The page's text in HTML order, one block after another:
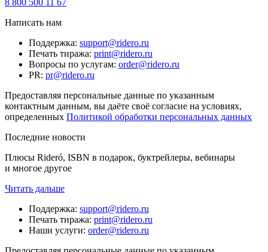
8 800 500 11 67
Написать нам
Поддержка: support@ridero.ru
Печать тиража: print@ridero.ru
Вопросы по услугам: order@ridero.ru
PR: pr@ridero.ru
Предоставляя персональные данные по указанным
контактным данным, вы даёте своё согласие на условиях,
определенных Политикой обработки персональных данных
Последние новости
Плюсы Rideró, ISBN в подарок, буктрейлеры, вебинары
и многое другое
Читать дальше
Поддержка: support@ridero.ru
Печать тиража: print@ridero.ru
Наши услуги: order@ridero.ru